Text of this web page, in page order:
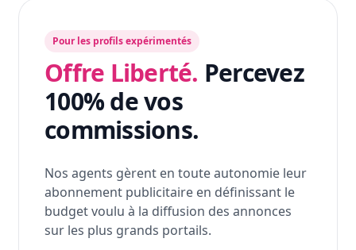
Pour les profils expérimentés
Offre Liberté. Percevez
100% de vos
commissions.
Nos agents gèrent en toute autonomie leur
abonnement publicitaire en définissant le
budget voulu à la diffusion des annonces
sur les plus grands portails.